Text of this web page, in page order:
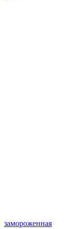
замороженная